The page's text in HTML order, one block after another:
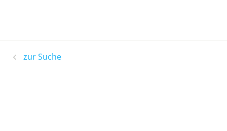
zur Suche